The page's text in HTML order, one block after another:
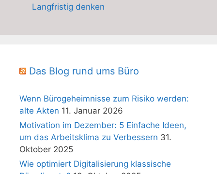
Langfristig denken
Das Blog rund ums Büro
Wenn Bürogeheimnisse zum Risiko werden:
alte Akten 11. Januar 2026
Motivation im Dezember: 5 Einfache Ideen,
um das Arbeitsklima zu Verbessern 31.
Oktober 2025
Wie optimiert Digitalisierung klassische